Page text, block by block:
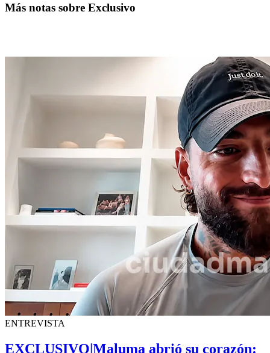
Más notas sobre Exclusivo
ENTREVISTA
EXCLUSIVO|Maluma abrió su corazón: